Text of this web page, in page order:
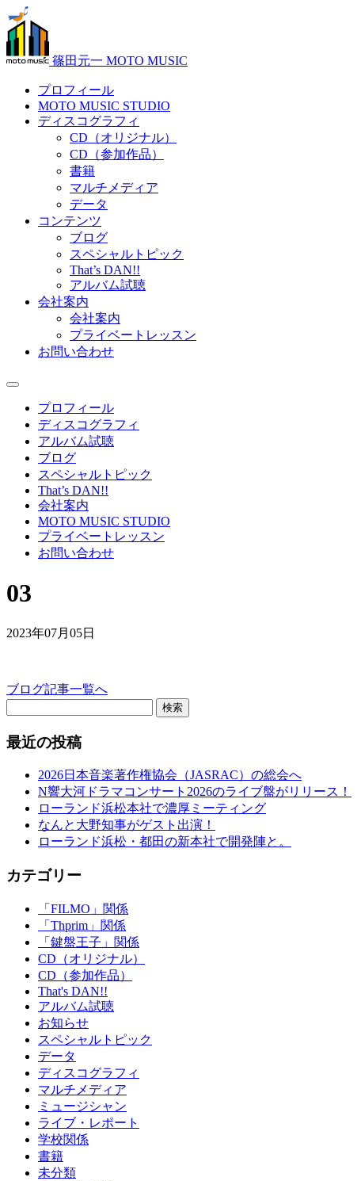
篠田元一 MOTO MUSIC
プロフィール
MOTO MUSIC STUDIO
ディスコグラフィ
CD（オリジナル）
CD（参加作品）
書籍
マルチメディア
データ
コンテンツ
ブログ
スペシャルトピック
That’s DAN!!
アルバム試聴
会社案内
会社案内
プライベートレッスン
お問い合わせ
プロフィール
ディスコグラフィ
アルバム試聴
ブログ
スペシャルトピック
That’s DAN!!
会社案内
MOTO MUSIC STUDIO
プライベートレッスン
お問い合わせ
03
2023年07月05日
ブログ記事一覧へ
検索
最近の投稿
2026日本音楽著作権協会（JASRAC）の総会へ
N響大河ドラマコンサート2026のライブ盤がリリース！
ローランド浜松本社で濃厚ミーティング
なんと大野知事がゲスト出演！
ローランド浜松・都田の新本社で開発陣と。
カテゴリー
「FILMO」関係
「Thprim」関係
「鍵盤王子」関係
CD（オリジナル）
CD（参加作品）
That's DAN!!
アルバム試聴
お知らせ
スペシャルトピック
データ
ディスコグラフィ
マルチメディア
ミュージシャン
ライブ・レポート
学校関係
書籍
未分類